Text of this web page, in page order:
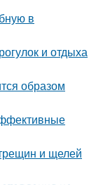
в
и отдыха
образом
и щелей